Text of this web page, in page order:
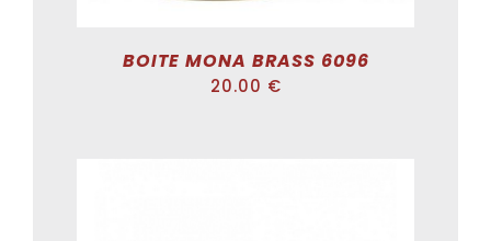
BOITE MONA BRASS 6096
20.00 €